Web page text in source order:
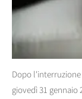
Dopo
giovedì 31